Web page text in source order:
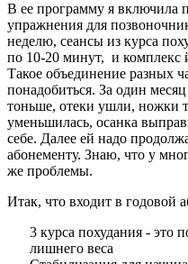
В ее программу я включила
упражнения для
неделю, сеансы из курса
по 10-20 минут, и комплекс
Такое объединение разных
понадобиться. За один
тоньше, отеки ушли, ножки
уменьшилась, осанка
себе. Далее ей надо
абонементу. Знаю, что у
же проблемы.
Итак, что входит в годовой
3 курса похудания - это
лишнего веса